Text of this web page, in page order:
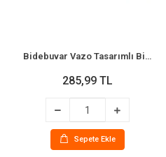
Bidebuvar Vazo Tasarımlı Biblo - Seramik - Orta Boy - Parlak Altın
285,99 TL
Sepete Ekle